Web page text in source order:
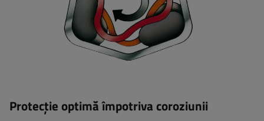
Protecție optimă împotriva coroziunii